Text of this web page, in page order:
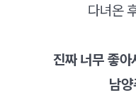
다녀온
진짜 너무 좋
남양